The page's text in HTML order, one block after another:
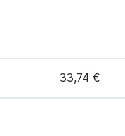
33,74 €